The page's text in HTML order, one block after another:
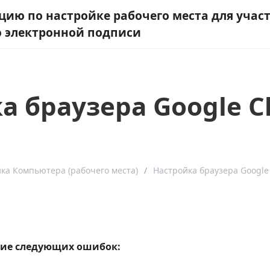
по настройке рабочего места для
подписи
браузера Google
Компьютера (рабочего места) Настройка браузера
следующих ошибок: